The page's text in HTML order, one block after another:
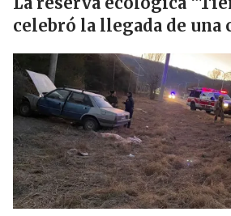
celebró la llegada de una